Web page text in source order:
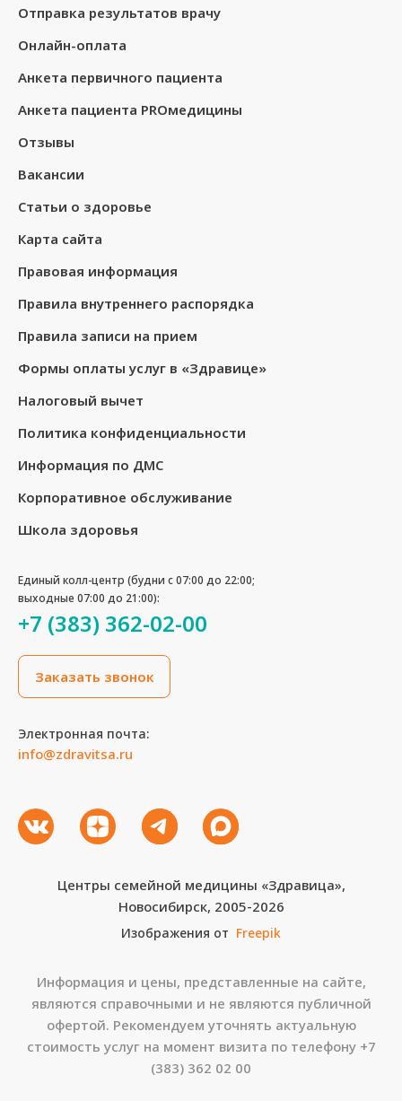
Отправка результатов врачу
Онлайн-оплата
Анкета первичного пациента
Анкета пациента PROмедицины
Отзывы
Вакансии
Статьи о здоровье
Карта сайта
Правовая информация
Правила внутреннего распорядка
Правила записи на прием
Формы оплаты услуг в «Здравице»
Налоговый вычет
Политика конфиденциальности
Информация по ДМС
Корпоративное обслуживание
Школа здоровья
Единый колл-центр (будни с 07:00 до 22:00;
выходные 07:00 до 21:00):
+7 (383) 362-02-00
Заказать звонок
Электронная почта:
info@zdravitsa.ru
Центры семейной медицины «Здравица»,
Новосибирск, 2005-2026
Изображения от Freepik
Информация и цены, представленные на сайте,
являются справочными и не являются публичной
офертой. Рекомендуем уточнять актуальную
стоимость услуг на момент визита по телефону +7
(383) 362 02 00